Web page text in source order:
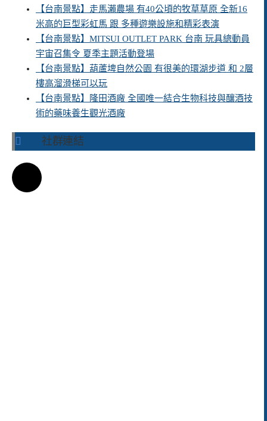
【台南景點】走馬瀨農場 有40公頃的牧草草原 全新16
米高的巨型彩虹馬 跟 多種遊樂設施和精彩表演
【台南景點】MITSUI OUTLET PARK 台南 玩具總動員
宇宙召集令 夏季主題活動登場
【台南景點】葫蘆埤自然公園 有很美的環湖步道 和 2層
樓高溜滑梯可以玩
【台南景點】隆田酒廠 全國唯一結合生物科技與釀酒技
術的藥味養生觀光酒廠
社群連結